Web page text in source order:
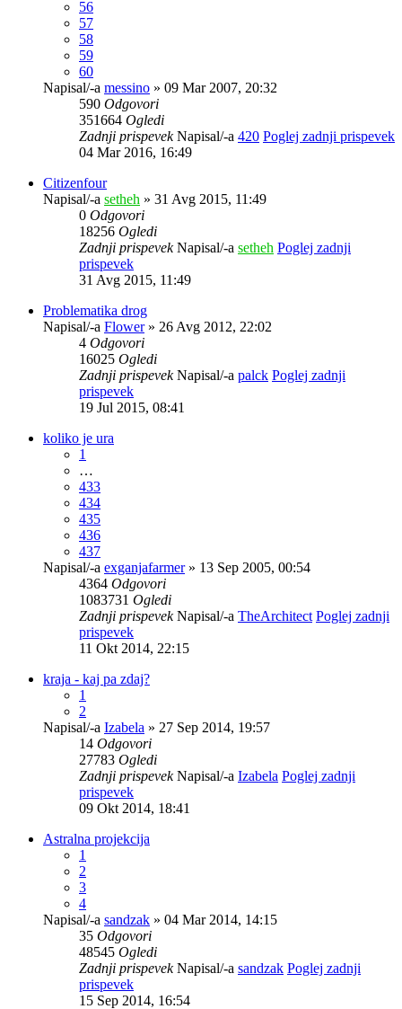
56
57
58
59
60
Napisal/-a messino » 09 Mar 2007, 20:32
590 Odgovori
351664 Ogledi
Zadnji prispevekNapisal/-a 420 Poglej zadnji prispevek
04 Mar 2016, 16:49
Citizenfour
Napisal/-a setheh » 31 Avg 2015, 11:49
0 Odgovori
18256 Ogledi
Zadnji prispevekNapisal/-a setheh Poglej zadnji
prispevek
31 Avg 2015, 11:49
Problematika drog
Napisal/-a Flower» 26 Avg 2012, 22:02
4 Odgovori
16025 Ogledi
Zadnji prispevekNapisal/-a palck Poglej zadnji
prispevek
19 Jul 2015, 08:41
koliko je ura
1
…
433
434
435
436
437
Napisal/-a exganjafarmer» 13 Sep 2005, 00:54
4364 Odgovori
1083731 Ogledi
Zadnji prispevekNapisal/-a TheArchitect Poglej zadnji
prispevek
11 Okt 2014, 22:15
kraja - kaj pa zdaj?
1
2
Napisal/-a Izabela » 27 Sep 2014, 19:57
14 Odgovori
27783 Ogledi
Zadnji prispevekNapisal/-a Izabela Poglej zadnji
prispevek
09 Okt 2014, 18:41
Astralna projekcija
1
2
3
4
Napisal/-a sandzak » 04 Mar 2014, 14:15
35 Odgovori
48545 Ogledi
Zadnji prispevekNapisal/-a sandzak Poglej zadnji
prispevek
15 Sep 2014, 16:54